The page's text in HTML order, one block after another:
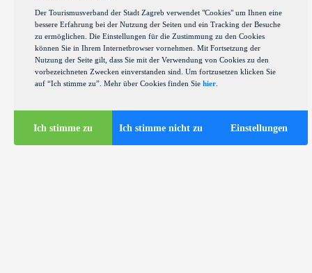
Der Tourismusverband der Stadt Zagreb verwendet "Cookies" um Ihnen eine
bessere Erfahrung bei der Nutzung der Seiten und ein Tracking der Besuche
zu ermöglichen. Die Einstellungen für die Zustimmung zu den Cookies
können Sie in Ihrem Internetbrowser vornehmen. Mit Fortsetzung der
Nutzung der Seite gilt, dass Sie mit der Verwendung von Cookies zu den
vorbezeichneten Zwecken einverstanden sind. Um fortzusetzen klicken Sie
auf “Ich stimme zu”. Mehr über Cookies finden Sie hier
Ich stimme zu Ich stimme nicht zu Einstellungen